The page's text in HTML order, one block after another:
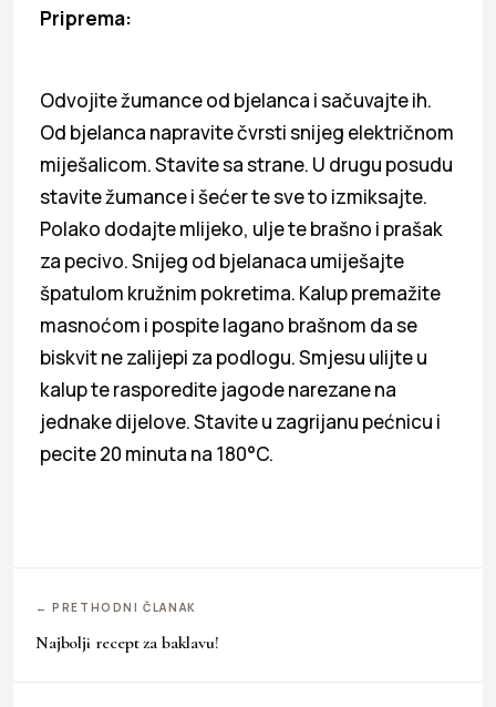
Priprema:
Odvojite žumance od bjelanca i sačuvajte ih.
Od bjelanca napravite čvrsti snijeg električnom
miješalicom. Stavite sa strane. U drugu posudu
stavite žumance i šećer te sve to izmiksajte.
Polako dodajte mlijeko, ulje te brašno i prašak
za pecivo. Snijeg od bjelanaca umiješajte
špatulom kružnim pokretima. Kalup premažite
masnoćom i pospite lagano brašnom da se
biskvit ne zalijepi za podlogu. Smjesu ulijte u
kalup te rasporedite jagode narezane na
jednake dijelove. Stavite u zagrijanu pećnicu i
pecite 20 minuta na 180°C.
← PRETHODNI ČLANAK
Najbolji recept za baklavu!